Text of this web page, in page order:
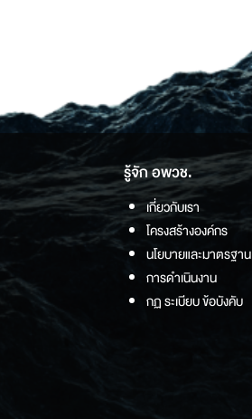
รู้จัก อพวช.
เกี่ยวกับเรา
โครงสร้างองค์กร
นโยบายและมาตรฐาน
การดำเนินงาน
กฏ ระเบียบ ข้อบังคับ